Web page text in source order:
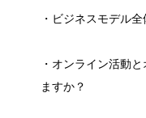
・ビジネスモデル
・オンライン活動
ますか？